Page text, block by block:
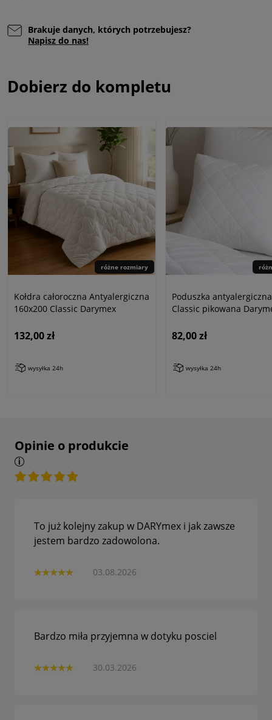
Brakuje danych, których potrzebujesz?
Napisz do nas!
Dobierz do kompletu
różne rozmiary
Kołdra całoroczna Antyalergiczna
160x200 Classic Darymex
132,00 zł
wysyłka 24h
Poduszka
Classic pikowana
82,00 zł
wysyłka 24h
Opinie o produkcie
03.08.2026
To już kolejny zakup w DARYmex i jak zawsze
jestem bardzo zadowolona.
30.03.2026
Bardzo miła przyjemna w dotyku posciel